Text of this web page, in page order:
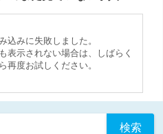
込みに失敗しました。
表示されない場合は、しばらく
再度お試しください。
検索